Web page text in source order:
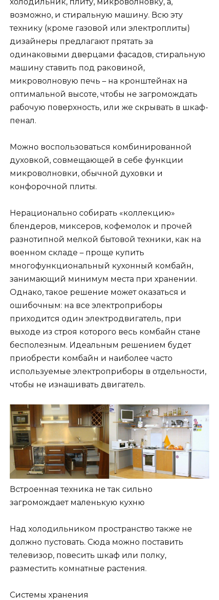
возможно, и стиральную машину. Всю эту
технику (кроме газовой или электроплиты)
дизайнеры предлагают прятать за
одинаковыми дверцами фасадов, стиральную
машину ставить под раковиной,
микроволновую печь – на кронштейнах на
оптимальной высоте, чтобы не загромождать
рабочую поверхность, или же скрывать в шкаф-
пенал.
Можно воспользоваться комбинированной
духовкой, совмещающей в себе функции
микроволновки, обычной духовки и
конфорочной плиты.
Нерационально собирать «коллекцию»
блендеров, миксеров, кофемолок и прочей
разнотипной мелкой бытовой техники, как на
военном складе – проще купить
многофункциональный кухонный комбайн,
занимающий минимум места при хранении.
Однако, такое решение может оказаться и
ошибочным: на все электроприборы
приходится один электродвигатель, при
выходе из строя которого весь комбайн стане
бесполезным. Идеальным решением будет
приобрести комбайн и наиболее часто
используемые электроприборы в отдельности,
чтобы не изнашивать двигатель.
Встроенная техника не так сильно
загромождает маленькую кухню
Над холодильником пространство также не
должно пустовать. Сюда можно поставить
телевизор, повесить шкаф или полку,
разместить комнатные растения.
Системы хранения